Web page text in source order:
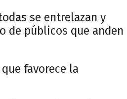
se entrelazan y
de públicos que anden
favorece la